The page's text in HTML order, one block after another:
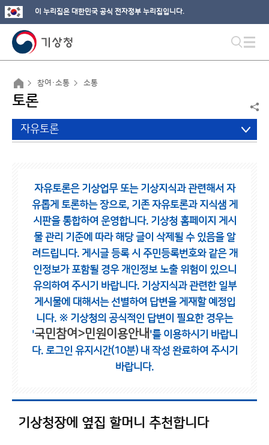
이 누리집은 대한민국 공식 전자정부 누리집입니다.
참여·소통 소통
토론
자유토론
자유토론은 기상업무 또는 기상지식과 관련해서 자
유롭게 토론하는 장으로, 기존 자유토론과 지식샘 게
시판을 통합하여 운영합니다. 기상청 홈페이지 게시
물 관리 기준에 따라 해당 글이 삭제될 수 있음을 알
려드립니다. 게시글 등록 시 주민등록번호와 같은 개
인정보가 포함될 경우 개인정보 노출 위험이 있으니
유의하여 주시기 바랍니다. 기상지식과 관련한 일부
게시물에 대해서는 선별하여 답변을 게재할 예정입
니다. ※ 기상청의 공식적인 답변이 필요한 경우는
'국민참여>민원이용안내 '를 이용하시기 바랍니
다. 로그인 유지시간(10분) 내 작성 완료하여 주시기
바랍니다.
기상청장에 옆집 할머니 추천합니다